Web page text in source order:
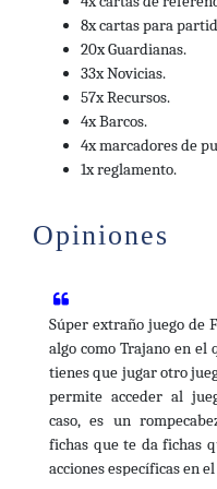
ALONE AVATAR EXPANSION
De www.estaliacordoba.com
Barrage: Expansión 5º
Jugador
5to jugador - Barrage
Barrage: Quinto Jugador
De juegosdelamesaredonda.com
5to Jugador - Barrage
De www.boardgamehype.shop
Barrage: Expansión 5º
Jugador
8x cartas para
20x Guardianas.
33x Novicias.
57x Recursos.
4x Barcos.
4x marcadores de
1x reglamento.
Opiniones
Súper extraño juego de
algo como Trajano en el
tienes que jugar otro
permite acceder al
caso, es un
fichas que te da fichas
acciones específicas en